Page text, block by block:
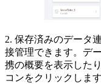
2. 保存済みのデータ
接管理できます。デ
携の概要を表示した
コンをクリックします